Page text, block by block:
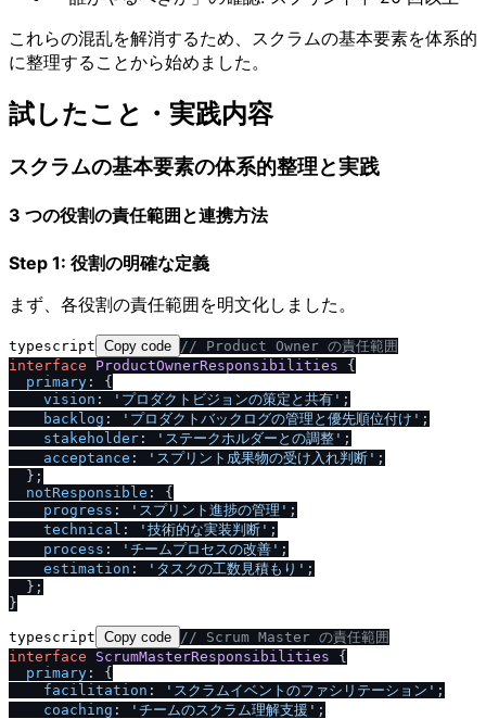
これらの混乱を解消するため、スクラムの基本要素を体系的
に整理することから始めました。
試したこと・実践内容
スクラムの基本要素の体系的整理と実践
3 つの役割の責任範囲と連携方法
Step 1: 役割の明確な定義
まず、各役割の責任範囲を明文化しました。
typescript Copy code / / Product Owner の責任範囲
interface
ProductOwnerResponsibilities {
primary : {
vision : 'プロダクトビジョンの策定と共有' ;
backlog : 'プロダクトバックログの管理と優先順位付け' ;
stakeholder : 'ステークホルダーとの調整' ;
acceptance : 'スプリント成果物の受け入れ判断' ;
  };
notResponsible : {
progress : 'スプリント進捗の管理' ;
technical : '技術的な実装判断' ;
process : 'チームプロセスの改善' ;
estimation : 'タスクの工数見積もり' ;
  };
typescript Copy code / / Scrum Master の責任範囲
interface
ScrumMasterResponsibilities {
primary : {
facilitation : 'スクラムイベントのファシリテーション' ;
coaching : 'チームのスクラム理解支援' ;